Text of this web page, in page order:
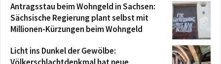
Antragsstau beim Wohngeld in Sachsen:
Sächsische Regierung plant selbst mit
Millionen-Kürzungen beim Wohngeld
Licht ins Dunkel der Gewölbe:
Völkerschlachtdenkmal hat neue